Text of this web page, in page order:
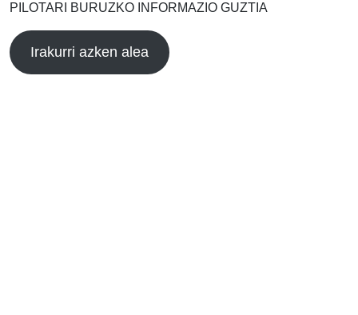
PILOTARI BURUZKO INFORMAZIO GUZTIA
Irakurri azken alea